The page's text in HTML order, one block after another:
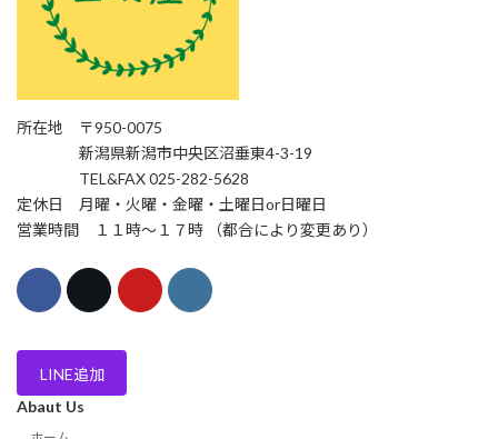
所在地 〒950-0075
新潟県新潟市中央区沼垂東4-3-19
TEL&FAX 025-282-5628
定休日 月曜・火曜・金曜・土曜日or日曜日
営業時間 １１時〜１７時 （都合により変更あり）
LINE追加
Abaut Us